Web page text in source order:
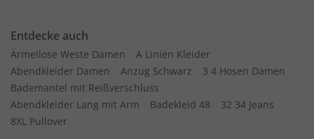
Entdecke auch
Ärmellose Weste Damen
A Linien Kleider
Abendkleider Damen
Anzug Schwarz
3 4 Hosen Damen
Bademantel mit Reißverschluss
Abendkleider Lang mit Arm
Badekleid 48
32 34 Jeans
8XL Pullover